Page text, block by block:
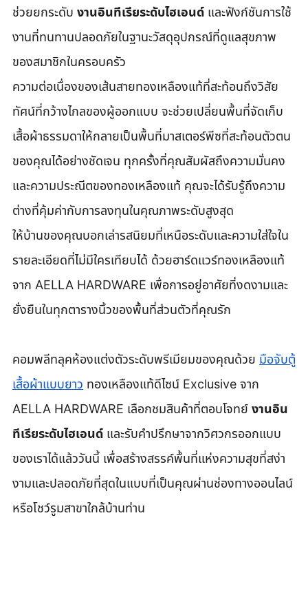
ช่วยยกระดับ งานอินทีเรียระดับไฮเอนด์ และฟังก์ชันการใช้
งานที่ทนทานปลอดภัยในฐานะวัสดุอุปกรณ์ที่ดูแลสุขภาพ
ของสมาชิกในครอบครัว
ความต่อเนื่องของเส้นสายทองเหลืองแท้ที่สะท้อนถึงวิสัย
ทัศน์ที่กว้างไกลของผู้ออกแบบ จะช่วยเปลี่ยนพื้นที่จัดเก็บ
เสื้อผ้าธรรมดาให้กลายเป็นพื้นที่มาสเตอร์พีซที่สะท้อนตัวตน
ของคุณได้อย่างชัดเจน ทุกครั้งที่คุณสัมผัสถึงความมั่นคง
และความประณีตของทองเหลืองแท้ คุณจะได้รับรู้ถึงความ
ต่างที่คุ้มค่ากับการลงทุนในคุณภาพระดับสูงสุด
ให้บ้านของคุณบอกเล่ารสนิยมที่เหนือระดับและความใส่ใจใน
รายละเอียดที่ไม่มีใครเทียบได้ ด้วยฮาร์ดแวร์ทองเหลืองแท้
จาก AELLA HARDWARE เพื่อการอยู่อาศัยที่งดงามและ
ยั่งยืนในทุกตารางนิ้วของพื้นที่ส่วนตัวที่คุณรัก
คอมพลีทลุคห้องแต่งตัวระดับพรีเมียมของคุณด้วย มือจับตู้
เสื้อผ้าแบบยาว ทองเหลืองแท้ดีไซน์ Exclusive จาก
AELLA HARDWARE เลือกชมสินค้าที่ตอบโจทย์ งานอิน
ทีเรียระดับไฮเอนด์ และรับคำปรึกษาจากวิศวกรออกแบบ
ของเราได้แล้ววันนี้ เพื่อสร้างสรรค์พื้นที่แห่งความสุขที่สง่า
งามและปลอดภัยที่สุดในแบบที่เป็นคุณผ่านช่องทางออนไลน์
หรือโชว์รูมสาขาใกล้บ้านท่าน